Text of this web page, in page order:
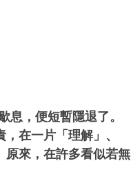
，便短暫隱退了。
在一片「理解」、
原來，在許多看似若無